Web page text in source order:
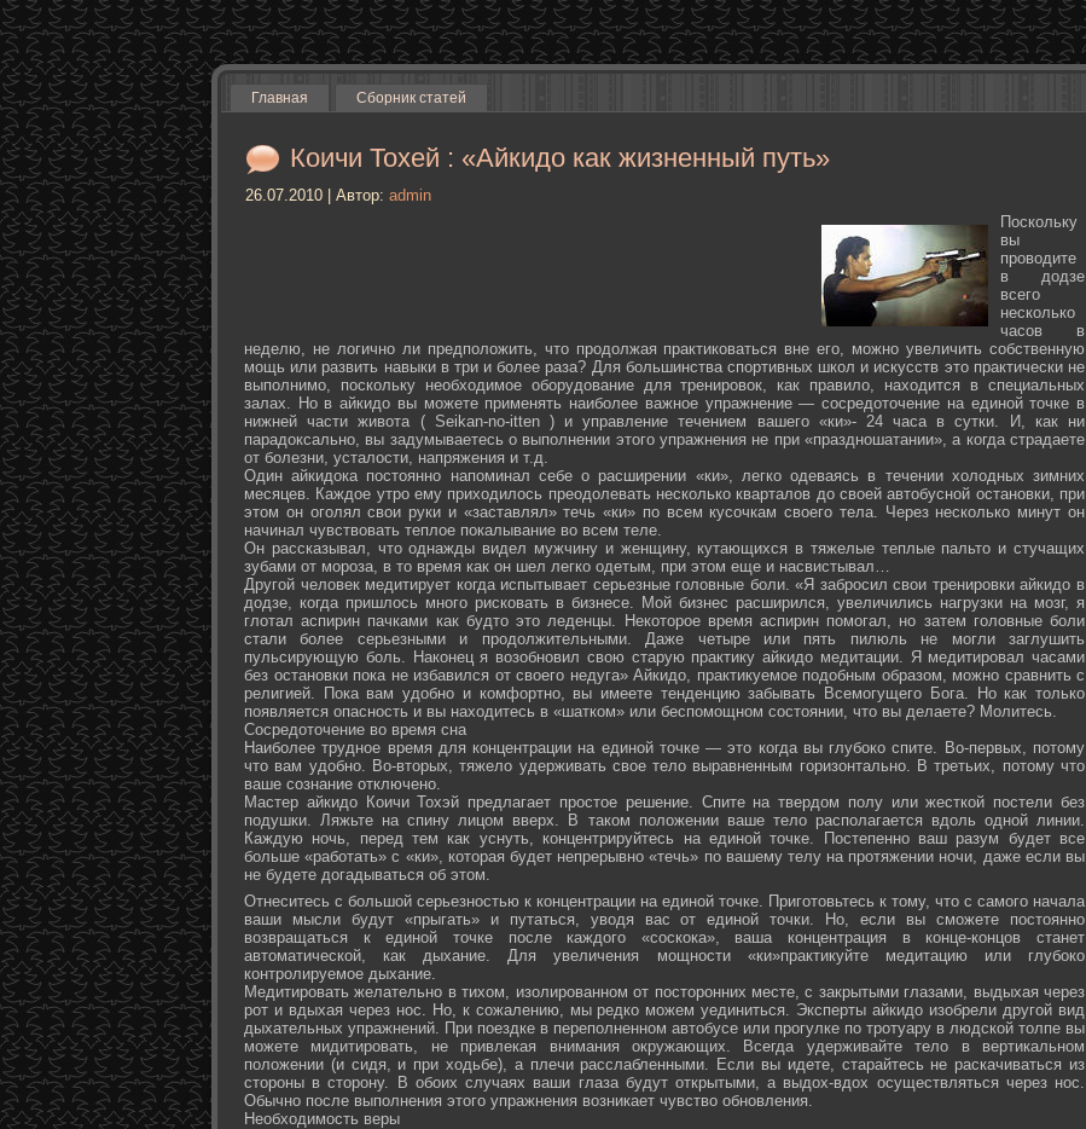
Главная Сборник статей
Коичи Тохей : «Айкидо как жизненный путь»
26.07.2010 | Автор: admin
Поскольку
вы
проводите
в додзе
всего
несколько
часов в
неделю, не логично ли предположить, что продолжая практиковаться вне его, можно увеличить собственную
мощь или развить навыки в три и более раза? Для большинства спортивных школ и искусств это практически не
выполнимо, поскольку необходимое оборудование для тренировок, как правило, находится в специальных
залах. Но в айкидо вы можете применять наиболее важное упражнение — сосредоточение на единой точке в
нижней части живота ( Seikan-­no-­itten ) и управление течением вашего «ки»- 24 часа в сутки. И, как ни
парадоксально, вы задумываетесь о выполнении этого упражнения не при «праздношатании», а когда страдаете
от болезни, усталости, напряжения и т.д.
Один айкидока постоянно напоминал себе о расширении «ки», легко одеваясь в течении холодных зимних
месяцев. Каждое утро ему приходилось преодолевать несколько кварталов до своей автобусной остановки, при
этом он оголял свои руки и «заставлял» течь «ки» по всем кусочкам своего тела. Через несколько минут он
начинал чувствовать теплое покалывание во всем теле.
Он рассказывал, что однажды видел мужчину и женщину, кутающихся в тяжелые теплые пальто и стучащих
зубами от мороза, в то время как он шел легко одетым, при этом еще и насвистывал…
Другой человек медитирует когда испытывает серьезные головные боли. «Я забросил свои тренировки айкидо в
додзе, когда пришлось много рисковать в бизнесе. Мой бизнес расширился, увеличились нагрузки на мозг, я
глотал аспирин пачками как будто это леденцы. Некоторое время аспирин помогал, но затем головные боли
стали более серьезными и продолжительными. Даже четыре или пять пилюль не могли заглушить
пульсирующую боль. Наконец я возобновил свою старую практику айкидо медитации. Я медитировал часами
без остановки пока не избавился от своего недуга» Айкидо, практикуемое подобным образом, можно сравнить с
религией. Пока вам удобно и комфортно, вы имеете тенденцию забывать Всемогущего Бога. Но как только
появляется опасность и вы находитесь в «шатком» или беспомощном состоянии, что вы делаете? Молитесь.
Сосредоточение во время сна
Наиболее трудное время для концентрации на единой точке — это когда вы глубоко спите. Во-первых, потому
что вам удобно. Во-вторых, тяжело удерживать свое тело выравненным горизонтально. В третьих, потому что
ваше сознание отключено.
Мастер айкидо Коичи Тохэй предлагает простое решение. Спите на твердом полу или жесткой постели без
подушки. Ляжьте на спину лицом вверх. В таком положении ваше тело располагается вдоль одной линии.
Каждую ночь, перед тем как уснуть, концентрируйтесь на единой точке. Постепенно ваш разум будет все
больше «работать» с «ки», которая будет непрерывно «течь» по вашему телу на протяжении ночи, даже если вы
не будете догадываться об этом.
Отнеситесь с большой серьезностью к концентрации на единой точке. Приготовьтесь к тому, что с самого начала
ваши мысли будут «прыгать» и путаться, уводя вас от единой точки. Но, если вы сможете постоянно
возвращаться к единой точке после каждого «соскока», ваша концентрация в конце-концов станет
автоматической, как дыхание. Для увеличения мощности «ки»практикуйте медитацию или глубоко
контролируемое дыхание.
Медитировать желательно в тихом, изолированном от посторонних месте, с закрытыми глазами, выдыхая через
рот и вдыхая через нос. Но, к сожалению, мы редко можем уединиться. Эксперты айкидо изобрели другой вид
дыхательных упражнений. При поездке в переполненном автобусе или прогулке по тротуару в людской толпе вы
можете мидитировать, не привлекая внимания окружающих. Всегда удерживайте тело в вертикальном
положении (и сидя, и при ходьбе), а плечи расслабленными. Если вы идете, старайтесь не раскачиваться из
стороны в сторону. В обоих случаях ваши глаза будут открытыми, а выдох-вдох осуществляться через нос.
Обычно после выполнения этого упражнения возникает чувство обновления.
Необходимость веры